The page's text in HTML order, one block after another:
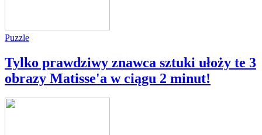
Puzzle
Tylko prawdziwy znawca sztuki ułoży te 3
obrazy Matisse'a w ciągu 2 minut!